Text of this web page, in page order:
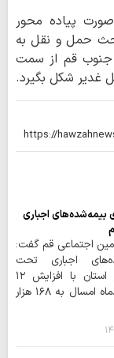
پیاده محور
حمل و نقل به
جنوب قم از سمت
غدیر شکل بگیرد.
درصدی بیمه‌شده‌های اجباری
اجتماعی قم گفت:
اجباری تحت
پوشش نهاد در استان با افزایش ۱۲
درصدی در مردادماه امسال به ۱۶۸ هزار